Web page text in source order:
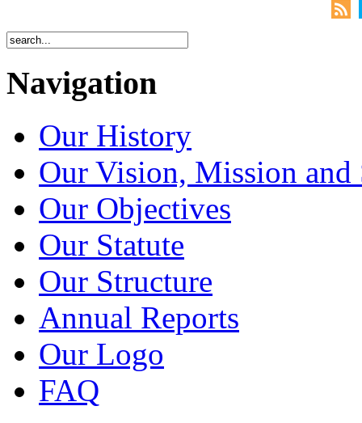
Navigation
Our History
Our Vision, Mission and
Our Objectives
Our Statute
Our Structure
Annual Reports
Our Logo
FAQ